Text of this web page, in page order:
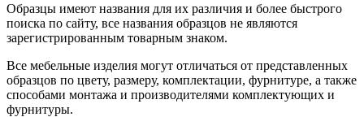
Образцы имеют названия для их различия и более быстрого
поиска по сайту, все названия образцов не являются
зарегистрированным товарным знаком.
Все мебельные изделия могут отличаться от представленных
образцов по цвету, размеру, комплектации, фурнитуре, а также
способами монтажа и производителями комплектующих и
фурнитуры.